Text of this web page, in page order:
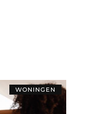
WONINGEN